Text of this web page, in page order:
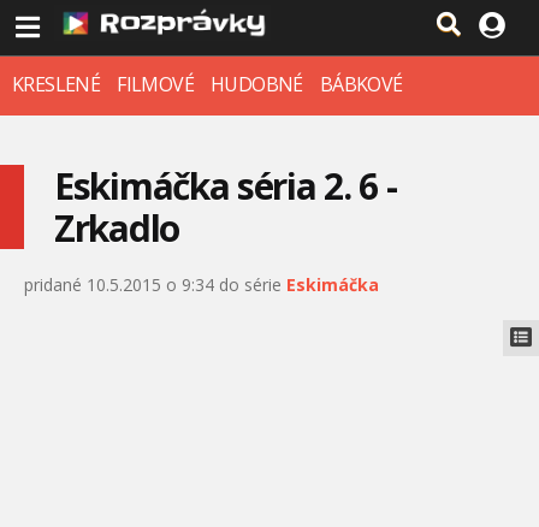
KRESLENÉ FILMOVÉ HUDOBNÉ BÁBKOVÉ
Eskimáčka séria 2. 6 -
Zrkadlo
pridané 10.5.2015 o 9:34 do série Eskimáčka